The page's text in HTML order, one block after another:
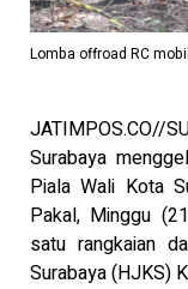
Lomba offroad RC
JATIMPOS.CO//
Surabaya
Piala Wali Kota
Pakal, Minggu
satu rangkaian
Surabaya (HJKS)